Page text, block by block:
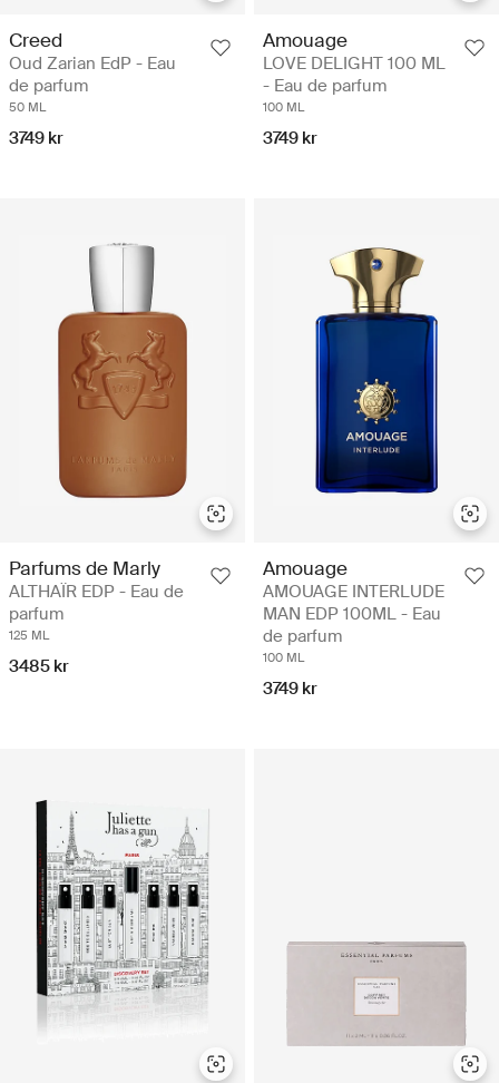
Creed
Oud Zarian EdP - Eau
de parfum
50 ML
3749 kr
Amouage
LOVE DELIGHT 100 ML
- Eau de parfum
100 ML
3749 kr
Parfums de Marly
ALTHAÏR EDP - Eau de
parfum
125 ML
3485 kr
Amouage
AMOUAGE INTERLUDE
MAN EDP 100ML - Eau
de parfum
100 ML
3749 kr